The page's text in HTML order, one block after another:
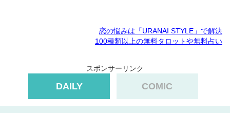
恋の悩みは「URANAI STYLE」で解決
100種類以上の無料タロットや無料占い
スポンサーリンク
DAILY COMIC